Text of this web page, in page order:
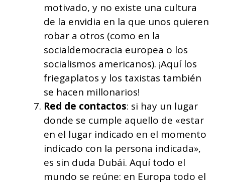
motivado, y no existe una cultura
de la envidia en la que unos quieren
robar a otros (como en la
socialdemocracia europea o los
socialismos americanos). ¡Aquí los
friegaplatos y los taxistas también
se hacen millonarios!
Red de contactos: si hay un lugar
donde se cumple aquello de «estar
en el lugar indicado en el momento
indicado con la persona indicada»,
es sin duda Dubái. Aquí todo el
mundo se reúne: en Europa todo el